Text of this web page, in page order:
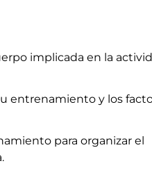
implicada en la
entrenamiento y los
para organizar el